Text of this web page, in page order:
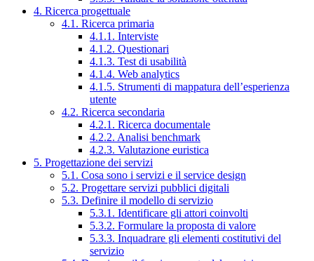
4. Ricerca progettuale
4.1. Ricerca primaria
4.1.1. Interviste
4.1.2. Questionari
4.1.3. Test di usabilità
4.1.4. Web analytics
4.1.5. Strumenti di mappatura dell’esperienza
utente
4.2. Ricerca secondaria
4.2.1. Ricerca documentale
4.2.2. Analisi benchmark
4.2.3. Valutazione euristica
5. Progettazione dei servizi
5.1. Cosa sono i servizi e il service design
5.2. Progettare servizi pubblici digitali
5.3. Definire il modello di servizio
5.3.1. Identificare gli attori coinvolti
5.3.2. Formulare la proposta di valore
5.3.3. Inquadrare gli elementi costitutivi del
servizio